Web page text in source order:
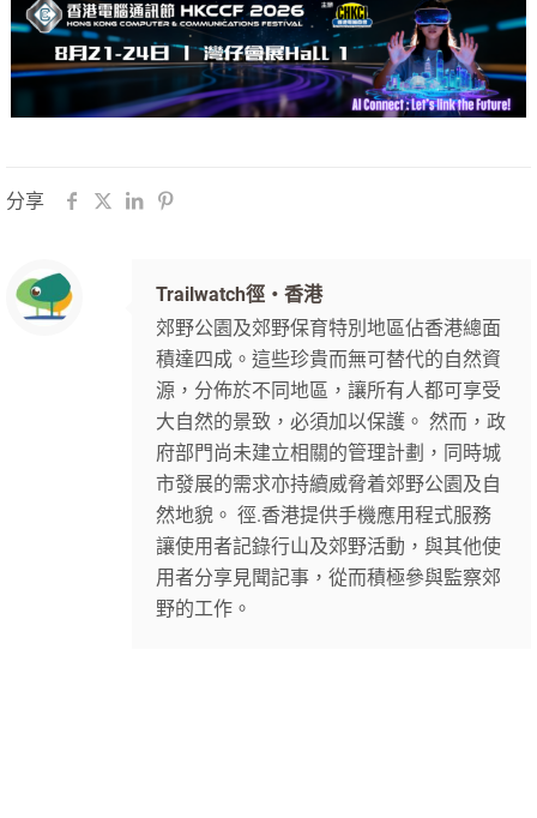
分享
Trailwatch徑‧香港
郊野公園及郊野保育特別地區佔香港總面
積達四成。這些珍貴而無可替代的自然資
源，分佈於不同地區，讓所有人都可享受
大自然的景致，必須加以保護。 然而，政
府部門尚未建立相關的管理計劃，同時城
市發展的需求亦持續威脅着郊野公園及自
然地貌。 徑.香港提供手機應用程式服務
讓使用者記錄行山及郊野活動，與其他使
用者分享見聞記事，從而積極參與監察郊
野的工作。